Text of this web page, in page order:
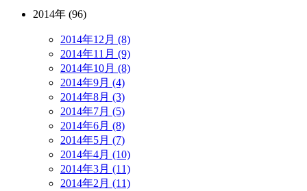
2014年 (96)
2014年12月 (8)
2014年11月 (9)
2014年10月 (8)
2014年9月 (4)
2014年8月 (3)
2014年7月 (5)
2014年6月 (8)
2014年5月 (7)
2014年4月 (10)
2014年3月 (11)
2014年2月 (11)